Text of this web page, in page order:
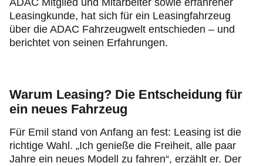
ADAC Mitglied und Mitarbeiter sowie erfahrener
Leasingkunde, hat sich für ein Leasingfahrzeug
über die ADAC Fahrzeugwelt entschieden – und
berichtet von seinen Erfahrungen.
Warum Leasing? Die Entscheidung für
ein neues Fahrzeug
Für Emil stand von Anfang an fest: Leasing ist die
richtige Wahl. „Ich genieße die Freiheit, alle paar
Jahre ein neues Modell zu fahren“, erzählt er. Der